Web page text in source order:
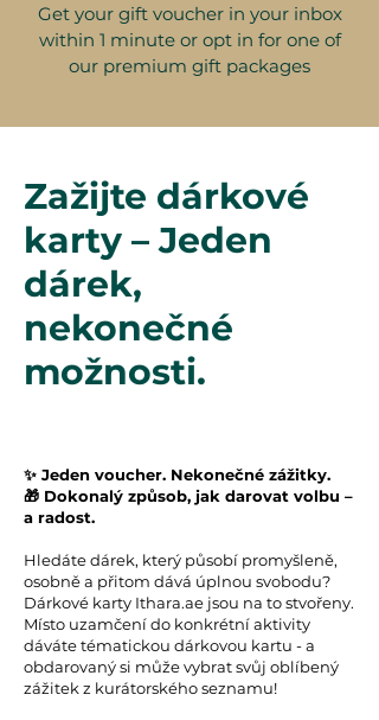
Get your gift voucher in your inbox
within 1 minute or opt in for one of
our premium gift packages
Zažijte dárkové
karty – Jeden
dárek,
nekonečné
možnosti.
✨ Jeden voucher. Nekonečné zážitky.
🎁 Dokonalý způsob, jak darovat volbu –
a radost.
Hledáte dárek, který působí promyšleně,
osobně a přitom dává úplnou svobodu?
Dárkové karty Ithara.ae jsou na to stvořeny.
Místo uzamčení do konkrétní aktivity
dáváte tématickou dárkovou kartu - a
obdarovaný si může vybrat svůj oblíbený
zážitek z kurátorského seznamu!